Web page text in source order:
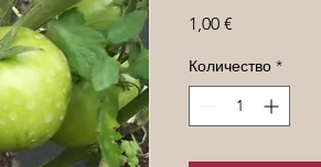
1,00 €
Количество *